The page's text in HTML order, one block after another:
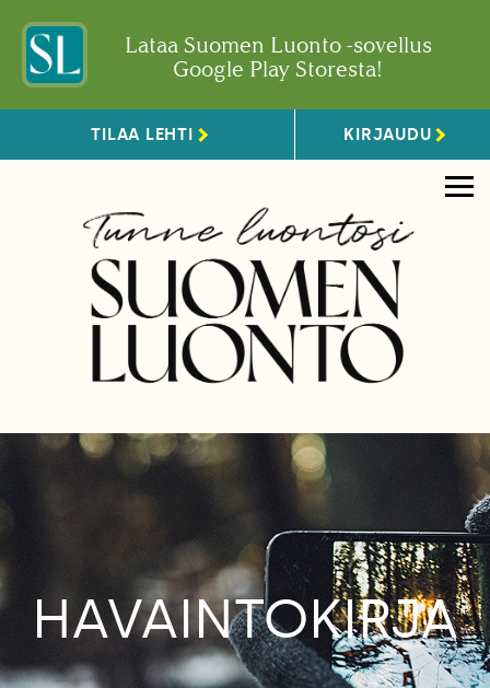
Lataa Suomen Luonto -sovellus
Google Play Storesta!
TILAA LEHTI KIRJAUDU
HAVAINTOKIRJA